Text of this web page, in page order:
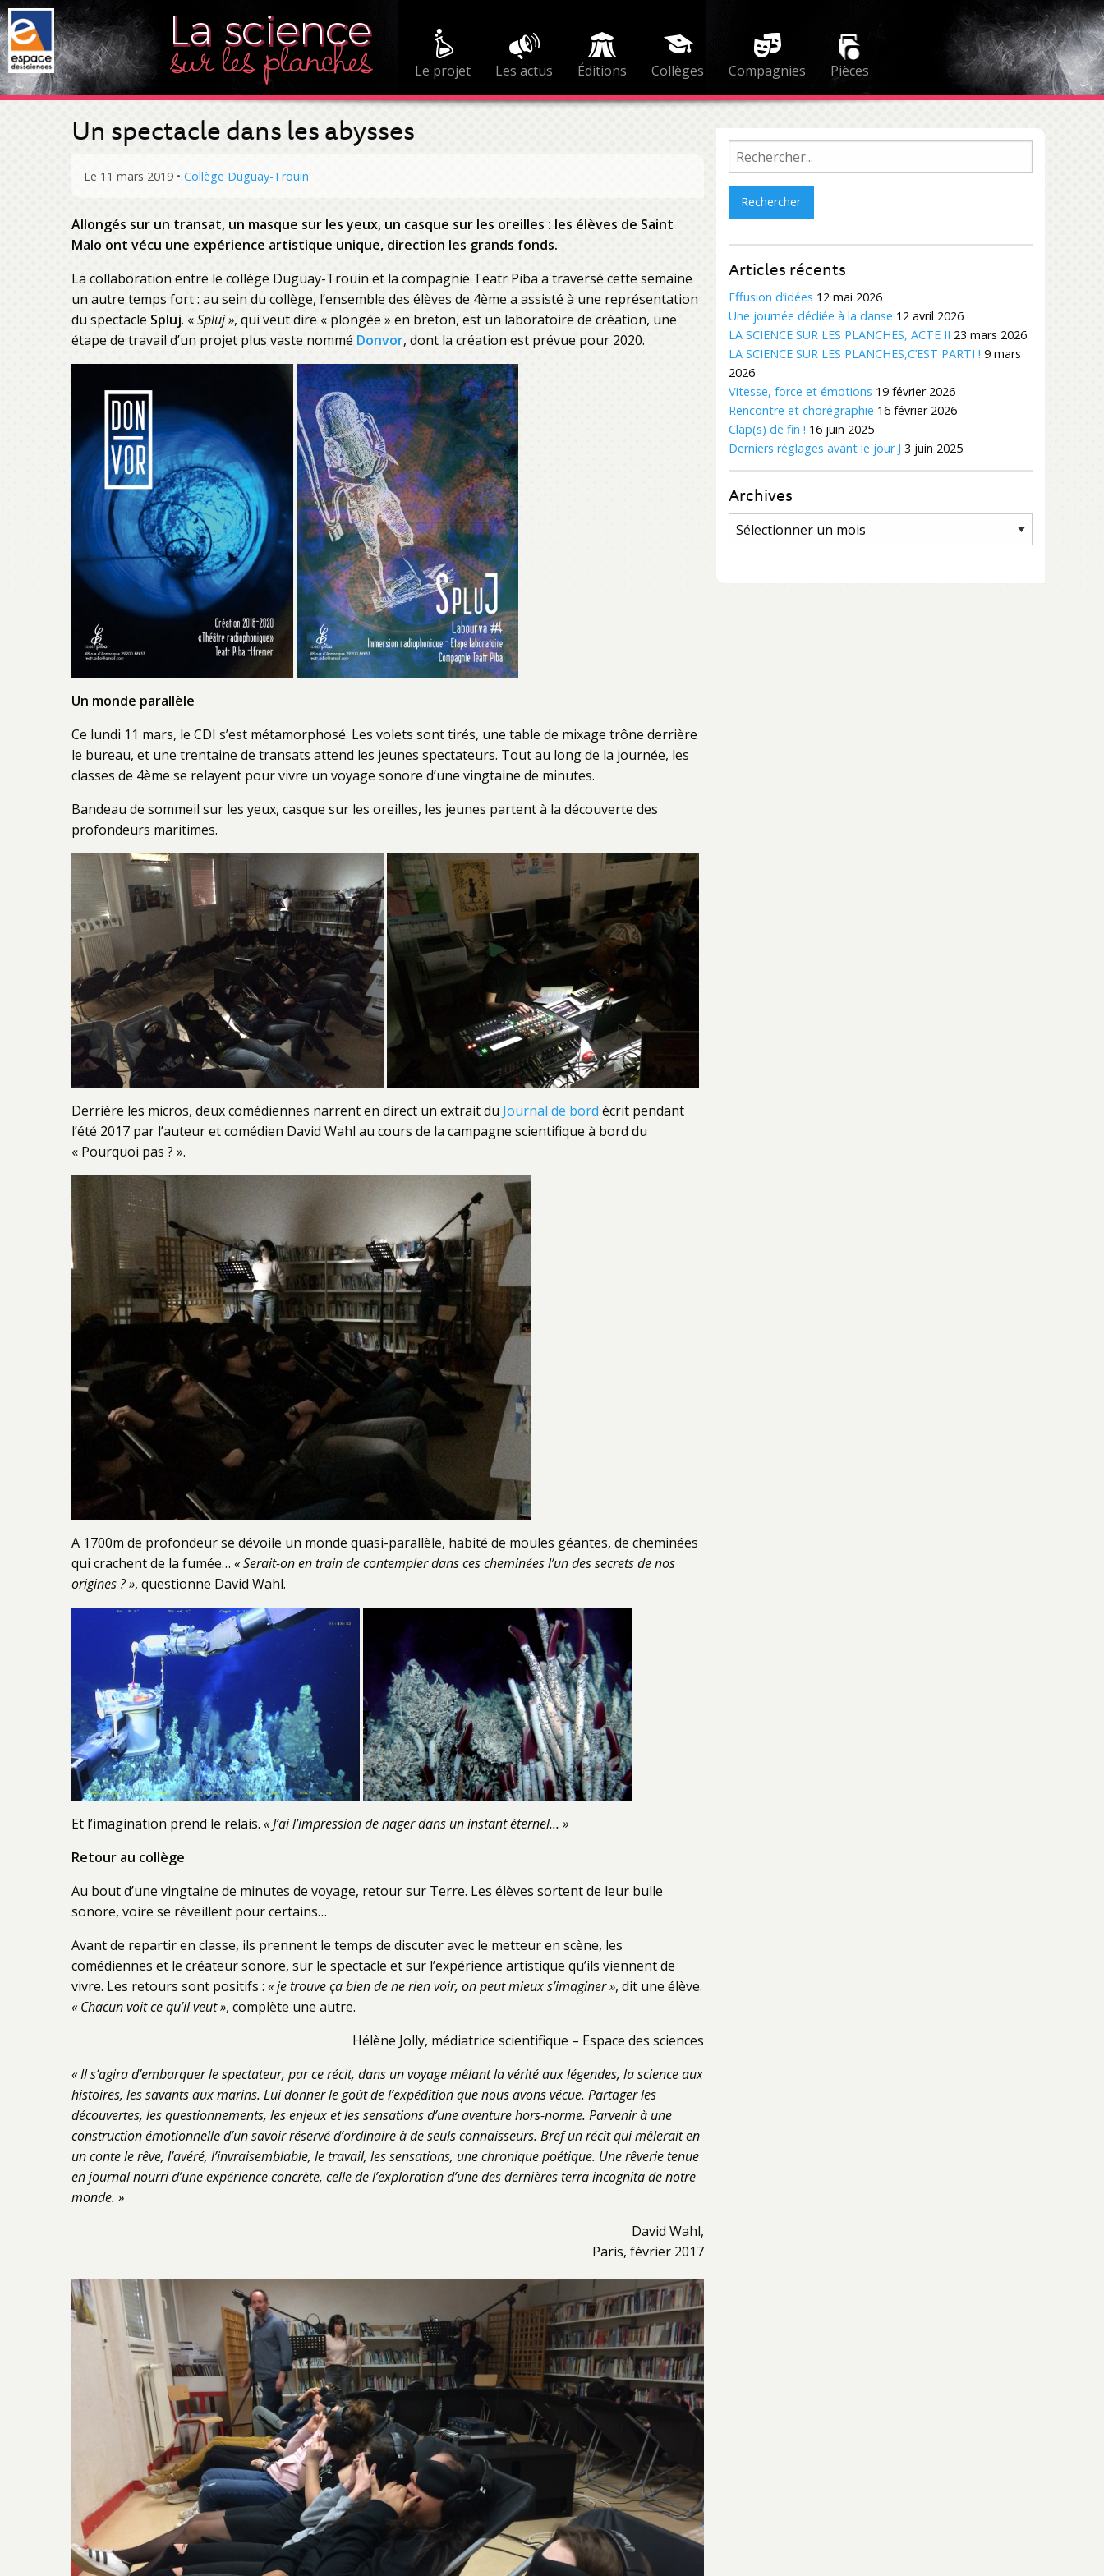
Le projet Les actus Éditions Collèges Compagnies Pièces
Un spectacle dans les abysses
Le 11 mars 2019 • Collège Duguay-Trouin
Allongés sur un transat, un masque sur les yeux, un casque sur les oreilles : les élèves de Saint
Malo ont vécu une expérience artistique unique, direction les grands fonds.
La collaboration entre le collège Duguay-Trouin et la compagnie Teatr Piba a traversé cette semaine
un autre temps fort : au sein du collège, l’ensemble des élèves de 4ème a assisté à une représentation
du spectacle Spluj. «Spluj », qui veut dire « plongée » en breton, est un laboratoire de création, une
étape de travail d’un projet plus vaste nommé Donvor, dont la création est prévue pour 2020.
Un monde parallèle
Ce lundi 11 mars, le CDI s’est métamorphosé. Les volets sont tirés, une table de mixage trône derrière
le bureau, et une trentaine de transats attend les jeunes spectateurs. Tout au long de la journée, les
classes de 4ème se relayent pour vivre un voyage sonore d’une vingtaine de minutes.
Bandeau de sommeil sur les yeux, casque sur les oreilles, les jeunes partent à la découverte des
profondeurs maritimes.
Derrière les micros, deux comédiennes narrent en direct un extrait du Journal de bord écrit pendant
l’été 2017 par l’auteur et comédien David Wahl au cours de la campagne scientifique à bord du
« Pourquoi pas ? ».
A 1700m de profondeur se dévoile un monde quasi-parallèle, habité de moules géantes, de cheminées
qui crachent de la fumée… «Serait-on en train de contempler dans ces cheminées l’un des secrets de nos
origines ? », questionne David Wahl.
Et l’imagination prend le relais. « J’ai l’impression de nager dans un instant éternel… »
Retour au collège
Au bout d’une vingtaine de minutes de voyage, retour sur Terre. Les élèves sortent de leur bulle
sonore, voire se réveillent pour certains…
Avant de repartir en classe, ils prennent le temps de discuter avec le metteur en scène, les
comédiennes et le créateur sonore, sur le spectacle et sur l’expérience artistique qu’ils viennent de
vivre. Les retours sont positifs : « je trouve ça bien de ne rien voir, on peut mieux s’imaginer », dit une élève.
« Chacun voit ce qu’il veut », complète une autre.
Hélène Jolly, médiatrice scientifique – Espace des sciences
« Il s’agira d’embarquer le spectateur, par ce récit, dans un voyage mêlant la vérité aux légendes, la science aux
histoires, les savants aux marins. Lui donner le goût de l’expédition que nous avons vécue. Partager les
découvertes, les questionnements, les enjeux et les sensations d’une aventure hors-norme. Parvenir à une
construction émotionnelle d’un savoir réservé d’ordinaire à de seuls connaisseurs. Bref un récit qui mêlerait en
un conte le rêve, l’avéré, l’invraisemblable, le travail, les sensations, une chronique poétique. Une rêverie tenue
en journal nourri d’une expérience concrète, celle de l’exploration d’une des dernières terra incognita de notre
monde. »
David Wahl,
Paris, février 2017
Rechercher :
Articles récents
Effusion d’idées 12 mai 2026
Une journée dédiée à la danse 12 avril 2026
LA SCIENCE SUR LES PLANCHES, ACTE II 23 mars 2026
LA SCIENCE SUR LES PLANCHES,C’EST PARTI ! 9 mars
2026
Vitesse, force et émotions 19 février 2026
Rencontre et chorégraphie 16 février 2026
Clap(s) de fin ! 16 juin 2025
Derniers réglages avant le jour J 3 juin 2025
Archives
Archives